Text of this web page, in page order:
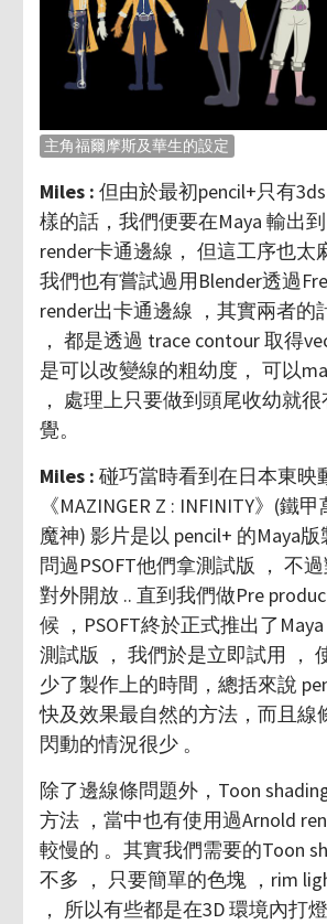
主角福爾摩斯及華生的設定
Miles : 但由於最初pencil+只有
樣的話，我們便要在Maya 輸出
render卡通邊線， 但這工序也太
我們也有嘗試過用Blender透過
render出卡通邊線 ，其實兩者的
， 都是透過 trace contour 取得
是可以改變線的粗幼度， 可以
， 處理上只要做到頭尾收幼就
覺。
Miles : 碰巧當時看到在日本東映
《MAZINGER Z : INFINITY》(鐵
魔神) 影片是以 pencil+ 的Maya
問過PSOFT他們拿測試版 ， 不
對外開放 .. 直到我們做Pre
候 ，PSOFT終於正式推出了
測試版 ， 我們於是立即試用 ，
少了製作上的時間，總括來說
快及效果最自然的方法，而且線
閃動的情況很少 。
除了邊線條問題外，Toon
方法 ，當中也有使用過Arnold
較慢的 。其實我們需要的Toon
不多 ， 只要簡單的色塊 ，rim
， 所以有些都是在3D 環境內打